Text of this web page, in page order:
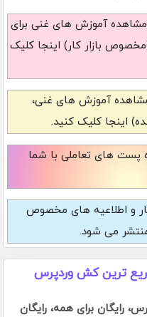
مشاهده آموزش های غنی برای
بازار کار) اینجا کلیک
آموزش های غنی،
اینجا کلیک کنید.
پست های تعاملی با شما
و اطلاعیه های مخصوص
منتشر می شود.
سریع ترین کش وردپرس
رایگان برای همه، رایگان